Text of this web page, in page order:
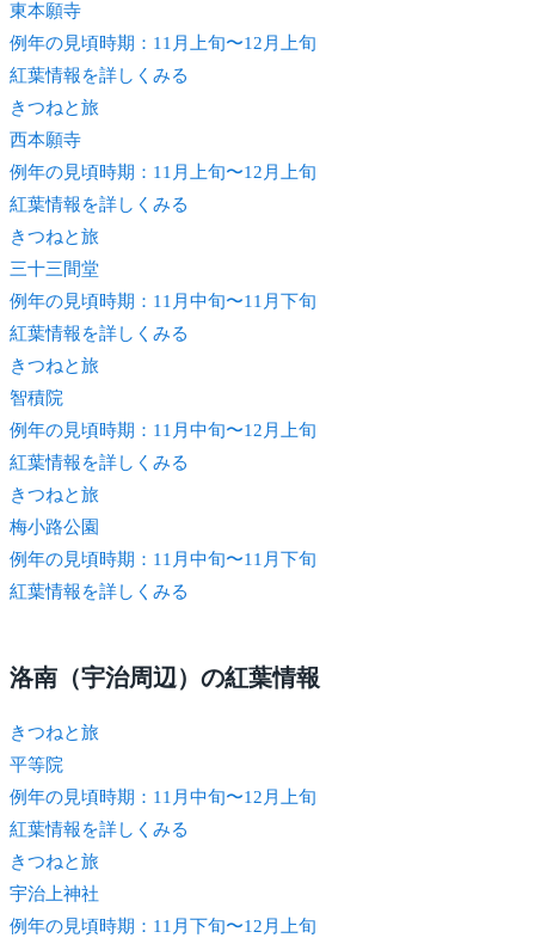
東本願寺
例年の見頃時期：11月上旬〜12月上旬
紅葉情報を詳しくみる
きつねと旅
西本願寺
例年の見頃時期：11月上旬〜12月上旬
紅葉情報を詳しくみる
きつねと旅
三十三間堂
例年の見頃時期：11月中旬〜11月下旬
紅葉情報を詳しくみる
きつねと旅
智積院
例年の見頃時期：11月中旬〜12月上旬
紅葉情報を詳しくみる
きつねと旅
梅小路公園
例年の見頃時期：11月中旬〜11月下旬
紅葉情報を詳しくみる
洛南（宇治周辺）の紅葉情報
きつねと旅
平等院
例年の見頃時期：11月中旬〜12月上旬
紅葉情報を詳しくみる
きつねと旅
宇治上神社
例年の見頃時期：11月下旬〜12月上旬